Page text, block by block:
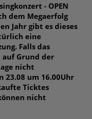
- OPEN
dem Megaerfolg
Jahr gibt es dieses
eine
Falls das
auf Grund der
nicht
23.08 um 16.00Uhr
Ticktes
nicht